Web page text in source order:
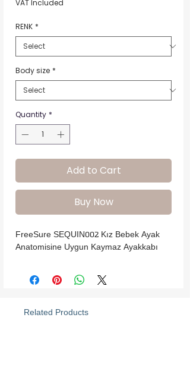
VAT Included
RENK *
Body size *
Quantity *
Add to Cart
Buy Now
FreeSure SEQUIN002 Kız Bebek Ayak
Anatomisine Uygun Kaymaz Ayakkabı
Related Products